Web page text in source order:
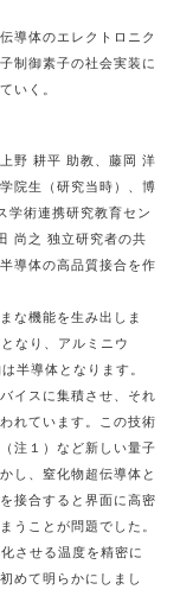
導体のエレクトロニク
制御素子の社会実装に
いく。
野 耕平 助教、藤岡 洋
院生（研究当時）、博
学術連携研究教育セン
尚之 独立研究者の共
導体の高品質接合を作
な機能を生み出しま
なり、アルミニウ
半導体となります。
イスに集積させ、それ
れています。この技術
注１）など新しい量子
し、窒化物超伝導体と
接合すると界面に高密
うことが問題でした。
させる温度を精密に
めて明らかにしまし